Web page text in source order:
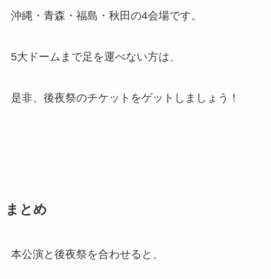
沖縄・青森・福島・秋田の4会場です。
5大ドームまで足を運べない方は、
是非、後夜祭のチケットをゲットしましょう！
まとめ
本公演と後夜祭を合わせると、